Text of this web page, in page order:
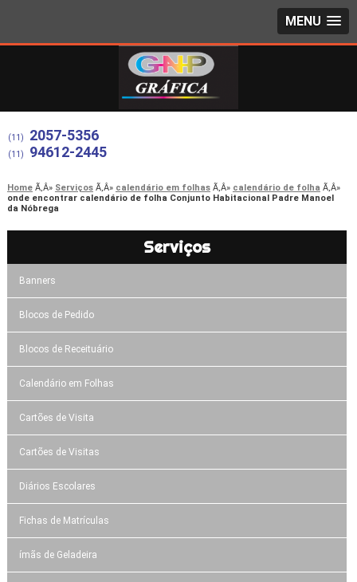
MENU
(11) 2057-5356
(11) 94612-2445
Home Serviços calendário em folhas
calendário de folha
onde encontrar calendário de folha Conjunto Habitacional Padre Manoel
da Nóbrega
Serviços
Banners
Blocos de Pedido
Blocos de Receituário
Calendário em Folhas
Cartões de Visita
Cartões de Visitas
Diários Escolares
Fichas de Matrículas
ímãs de Geladeira